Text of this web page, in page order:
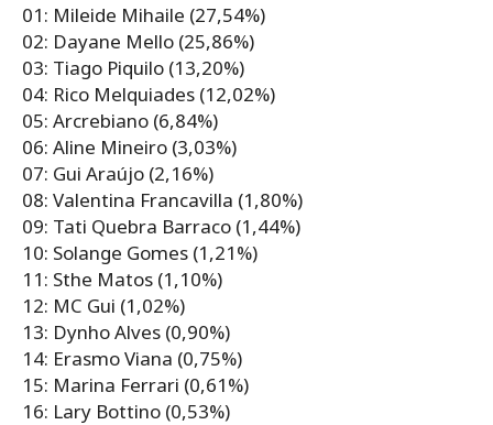
01: Mileide Mihaile (27,54%)
02: Dayane Mello (25,86%)
03: Tiago Piquilo (13,20%)
04: Rico Melquiades (12,02%)
05: Arcrebiano (6,84%)
06: Aline Mineiro (3,03%)
07: Gui Araújo (2,16%)
08: Valentina Francavilla (1,80%)
09: Tati Quebra Barraco (1,44%)
10: Solange Gomes (1,21%)
11: Sthe Matos (1,10%)
12: MC Gui (1,02%)
13: Dynho Alves (0,90%)
14: Erasmo Viana (0,75%)
15: Marina Ferrari (0,61%)
16: Lary Bottino (0,53%)